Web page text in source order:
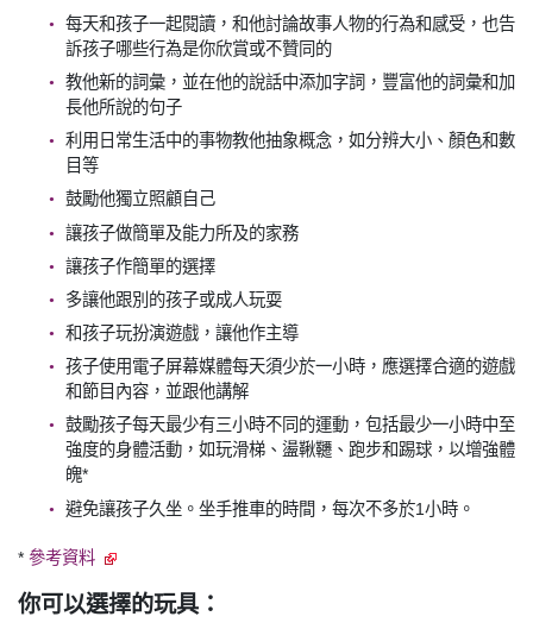
每天和孩子一起閱讀，和他討論故事人物的行為和感受，也告
訴孩子哪些行為是你欣賞或不贊同的
教他新的詞彙，並在他的說話中添加字詞，豐富他的詞彙和加
長他所說的句子
利用日常生活中的事物教他抽象概念，如分辨大小、顏色和數
目等
鼓勵他獨立照顧自己
讓孩子做簡單及能力所及的家務
讓孩子作簡單的選擇
多讓他跟別的孩子或成人玩耍
和孩子玩扮演遊戲，讓他作主導
孩子使用電子屏幕媒體每天須少於一小時，應選擇合適的遊戲
和節目內容，並跟他講解
鼓勵孩子每天最少有三小時不同的運動，包括最少一小時中至
強度的身體活動，如玩滑梯、盪鞦韆、跑步和踢球，以增強體
魄*
避免讓孩子久坐。坐手推車的時間，每次不多於1小時。
* 參考資料
你可以選擇的玩具：